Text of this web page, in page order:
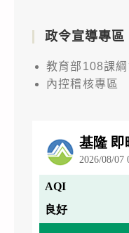
政令宣導專區
教育部108課綱
內控稽核專區